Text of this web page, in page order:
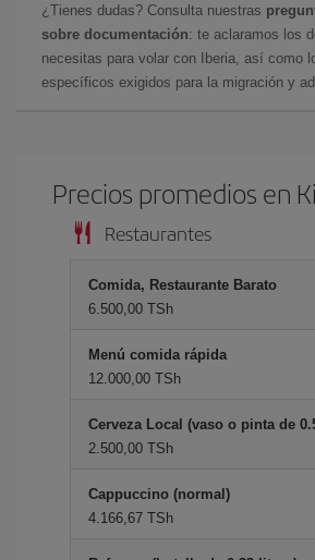
¿Tienes dudas? Consulta nuestras
sobre documentación: te aclaramos los
necesitas para volar con Iberia, así como
específicos exigidos para la migración y
Precios promedios en
Restaurantes
Comida, Restaurante Barato
6.500,00 TSh
Menú comida rápida
12.000,00 TSh
Cerveza Local (vaso o pinta de
2.500,00 TSh
Cappuccino (normal)
4.166,67 TSh